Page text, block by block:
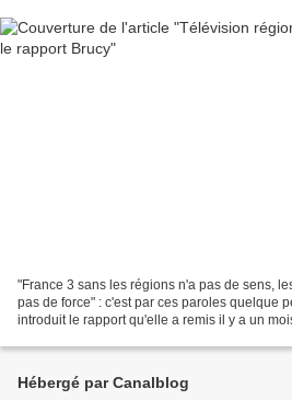
"France 3 sans les régions n'a pas de sens,
pas de force" : c'est par ces paroles quelque
introduit le rapport qu'elle a remis il y a un
Hébergé par Canalblog